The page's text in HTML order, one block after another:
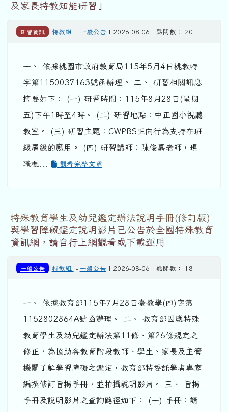
及家長特教知能研習」
研習資訊 特教組 - 一般公告 | 2026-08-06 | 點閱數： 20
一、 依據桃園市政府教育局115年5月4日桃教特
字第1150037163號函辦理。 二、 研習相關訊息
摘要如下： (一) 研習時間：115年8月28日(星期
五)下午1時至4時。 (二) 研習地點：中正國小視聽
教室。 (三) 研習主題：CWPBS正向行為支持在班
級層級的應用。 (四) 研習講師：陳俊嘉老師，現
職楓...
觀看完整文章
特殊教育學生及幼兒鑑定辦法說明手冊(修訂版)
與學習障礙鑑定說明影片已公告於全國特殊教育
資訊網，請自行上網觀看或下載運用
一般公告 特教組 - 一般公告 | 2026-08-06 | 點閱數： 18
一、 依據教育部115年7月28日臺教學(四)字第
1152802864A號函辦理。 二、 教育部因應特殊
教育學生及幼兒鑑定辦法第11條、第26條規定之
修正，為協助各教育階段教師、學生、家長及主管
機關了解學習障礙之鑑定，教育部特委託學者專家
編撰修訂旨揭手冊，並拍攝說明影片。 三、 旨揭
手冊及說明影片之查詢路徑如下： (一) 手冊：請